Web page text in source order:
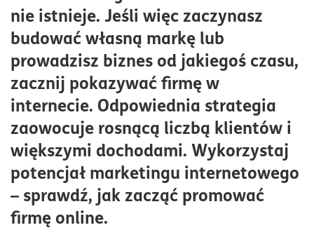
Od czego zacząć działania marketingowe firmy w
sieci?
Podstawowa strategia marketingu internetowego
Pierwsze kroki w reklamowaniu firmy w internecie –
samodzielnie czy z pomocą agencji?
nie istnieje. Jeśli więc zaczynasz
budować własną markę lub
prowadzisz biznes od jakiegoś czasu,
zacznij pokazywać firmę w
internecie. Odpowiednia strategia
zaowocuje rosnącą liczbą klientów i
większymi dochodami. Wykorzystaj
potencjał marketingu internetowego
– sprawdź, jak zacząć promować
firmę online.